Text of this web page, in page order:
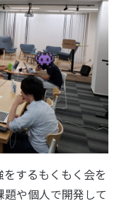
するもくもく会を
や個人で開発して